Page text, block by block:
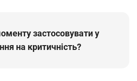
застосовувати у
на критичність?